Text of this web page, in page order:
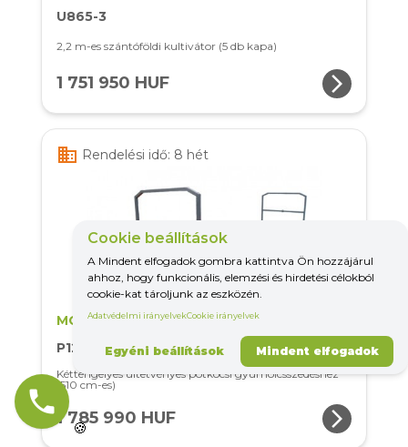
U865-3
2,2 m-es szántóföldi kultivátor (5 db kapa)
1 751 950 HUF arrow_forward_ios
business Rendelési idő: 8 hét
MCMs
P125-510
Kéttengelyes ültetvényes pótkocsi gyümölcsszedéshez
(510 cm-es)
1 785 990 HUF arrow_forward_ios
phone
🍪
Cookie beállítások
A Mindent elfogadok gombra kattintva Ön hozzájárul
ahhoz, hogy funkcionális, elemzési és hirdetési célokból
cookie-kat tároljunk az eszközén.
Adatvédelmi irányelvekCookie irányelvek
Egyéni beállítások Mindent elfogadok